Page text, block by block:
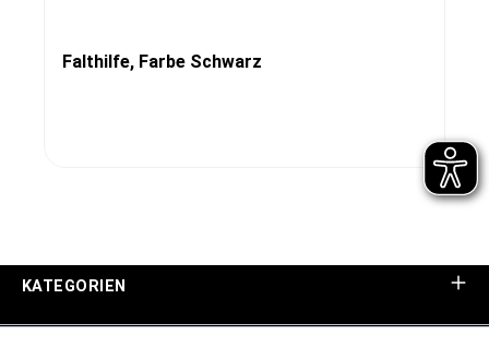
Falthilfe, Farbe Schwarz
KATEGORIEN